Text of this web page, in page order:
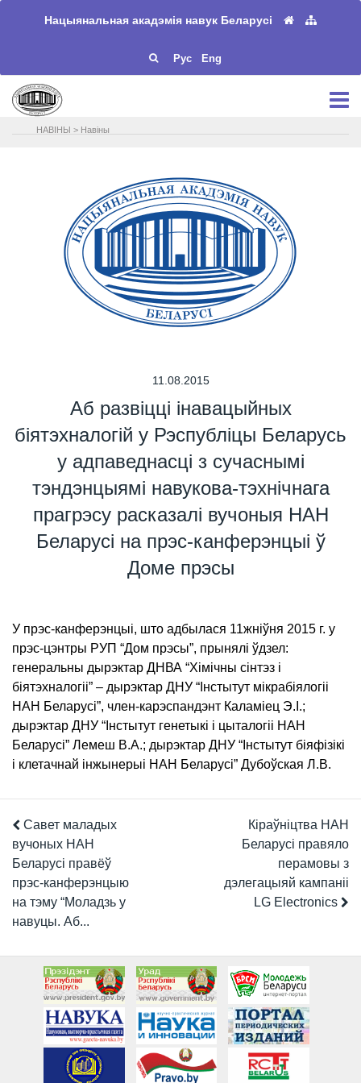
Нацыянальная акадэмія навук Беларусі
Рус Eng
НАВIНЫ > Навіны
11.08.2015
Аб развіцці інавацыйных
біятэхналогій у Рэспубліцы Беларусь
у адпаведнасці з сучаснымі
тэндэнцыямі навукова-тэхнічнага
прагрэсу расказалі вучоныя НАН
Беларусі на прэс-канферэнцыі ў
Доме прэсы
У прэс-канферэнцыі, што адбылася 11жніўня 2015 г. у
прэс-цэнтры РУП “Дом прэсы”, прынялі ўдзел:
генеральны дырэктар ДНВА “Хімічны сінтэз і
біятэхналогіі” – дырэктар ДНУ “Інстытут мікрабіялогіі
НАН Беларусі”, член-карэспандэнт Каламіец Э.І.;
дырэктар ДНУ “Інстытут генетыкі і цыталогіі НАН
Беларусі” Лемеш В.А.; дырэктар ДНУ “Інстытут біяфізікі
і клетачнай інжынерыі НАН Беларусі” Дубоўская Л.В.
Савет маладых
вучоных НАН
Беларусі правёў
прэс-канферэнцыю
на тэму “Моладзь у
навуцы. Аб...
Кіраўніцтва НАН
Беларусі правяло
перамовы з
дэлегацыяй кампаніі
LG Electronics